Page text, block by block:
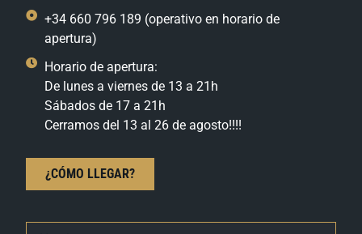
+34 660 796 189 (operativo en horario de
apertura)
Horario de apertura:
De lunes a viernes de 13 a 21h
Sábados de 17 a 21h
Cerramos del 13 al 26 de agosto!!!!
¿CÓMO LLEGAR?